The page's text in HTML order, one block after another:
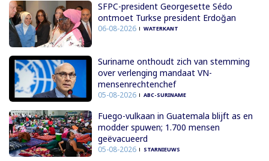
SFPC-president Georgesette Sédo
ontmoet Turkse president Erdoğan
06-08-2026 WATERKANT
Suriname onthoudt zich van stemming
over verlenging mandaat VN-
mensenrechtenchef
05-08-2026 ABC-SURINAME
Fuego-vulkaan in Guatemala blijft as en
modder spuwen; 1.700 mensen
geëvacueerd
05-08-2026 STARNIEUWS